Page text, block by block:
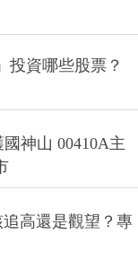
投資哪些股票？
神山 00410A主
高還是觀望？專